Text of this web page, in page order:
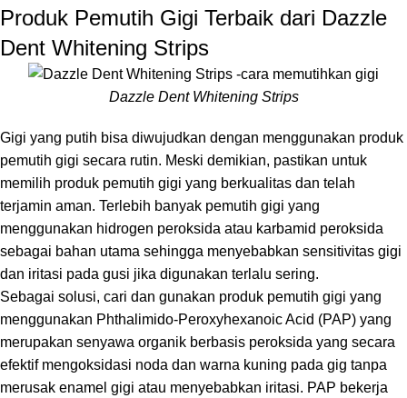
Produk Pemutih Gigi Terbaik dari Dazzle
Dent Whitening Strips
Dazzle Dent Whitening Strips
Gigi yang putih bisa diwujudkan dengan menggunakan produk
pemutih gigi secara rutin. Meski demikian, pastikan untuk
memilih produk pemutih gigi yang berkualitas dan telah
terjamin aman. Terlebih banyak pemutih gigi yang
menggunakan hidrogen peroksida atau karbamid peroksida
sebagai bahan utama sehingga menyebabkan sensitivitas gigi
dan iritasi pada gusi jika digunakan terlalu sering.
Sebagai solusi, cari dan gunakan produk pemutih gigi yang
menggunakan Phthalimido-Peroxyhexanoic Acid (PAP) yang
merupakan senyawa organik berbasis peroksida yang secara
efektif mengoksidasi noda dan warna kuning pada gig tanpa
merusak enamel gigi atau menyebabkan iritasi. PAP bekerja